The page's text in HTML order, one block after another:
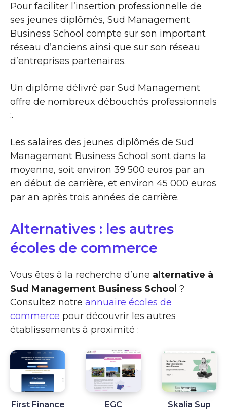
Pour faciliter l’insertion professionnelle de
ses jeunes diplômés, Sud Management
Business School compte sur son important
réseau d’anciens ainsi que sur son réseau
d’entreprises partenaires.
Un diplôme délivré par Sud Management
offre de nombreux débouchés professionnels
:.
Les salaires des jeunes diplômés de Sud
Management Business School sont dans la
moyenne, soit environ 39 500 euros par an
en début de carrière, et environ 45 000 euros
par an après trois années de carrière.
Alternatives : les autres
écoles de commerce
Vous êtes à la recherche d’une alternative à
Sud Management Business School ?
Consultez notre annuaire écoles de
commerce pour découvrir les autres
établissements à proximité :
First Finance
EGC
Skalia Sup